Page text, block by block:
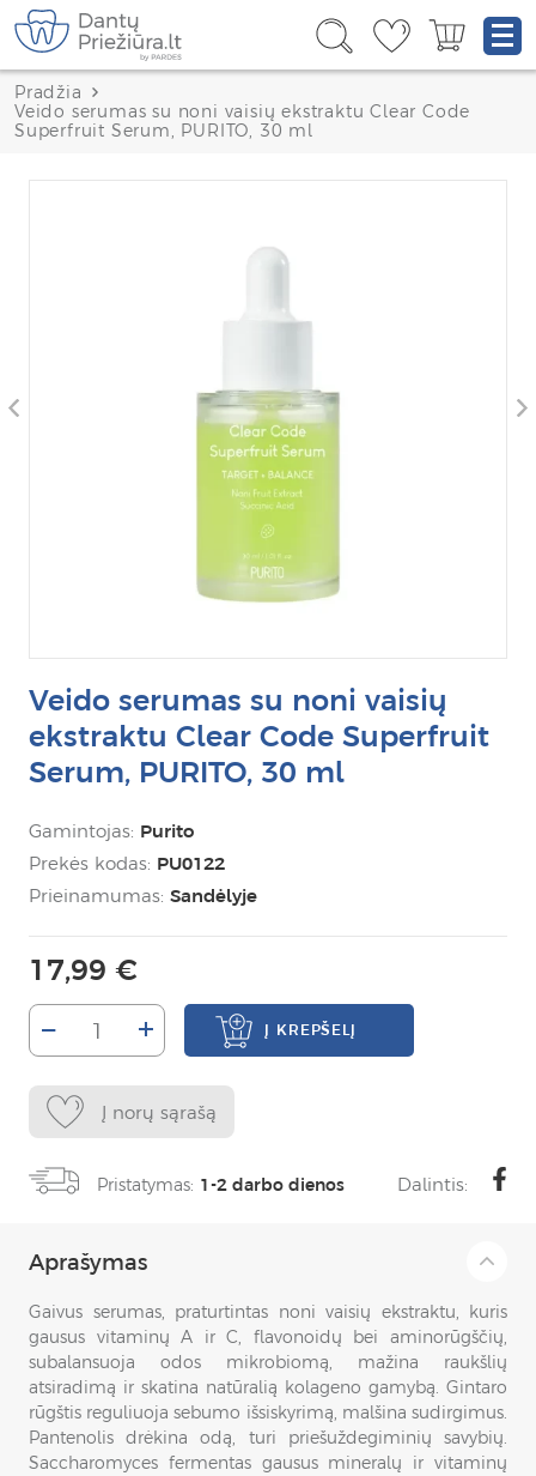
Pradžia
Veido serumas su noni vaisių ekstraktu Clear Code
Superfruit Serum, PURITO, 30 ml
Veido serumas su noni vaisių
ekstraktu Clear Code Superfruit
Serum, PURITO, 30 ml
Gamintojas: Purito
Prekės kodas: PU0122
Prieinamumas: Sandėlyje
17,99 €
– + Į KREPŠELĮ
Į norų sąrašą
Pristatymas: 1-2 darbo dienos Dalintis:
Aprašymas
Gaivus serumas, praturtintas noni vaisių ekstraktu, kuris
gausus vitaminų A ir C, flavonoidų bei aminorūgščių,
subalansuoja odos mikrobiomą, mažina raukšlių
atsiradimą ir skatina natūralią kolageno gamybą. Gintaro
rūgštis reguliuoja sebumo išsiskyrimą, malšina sudirgimus.
Pantenolis drėkina odą, turi priešuždegiminių savybių.
Saccharomyces fermentas gausus mineralų ir vitaminų